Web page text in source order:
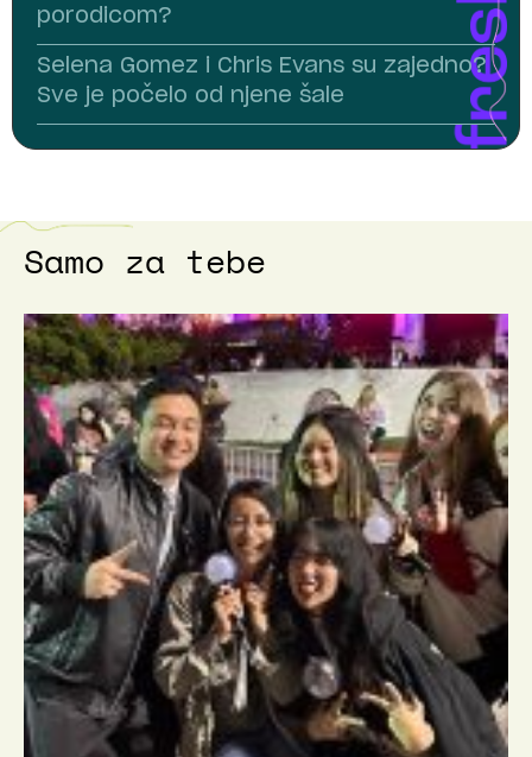
porodicom?
Selena Gomez i Chris Evans su zajedno?
Sve je počelo od njene šale
Samo za tebe